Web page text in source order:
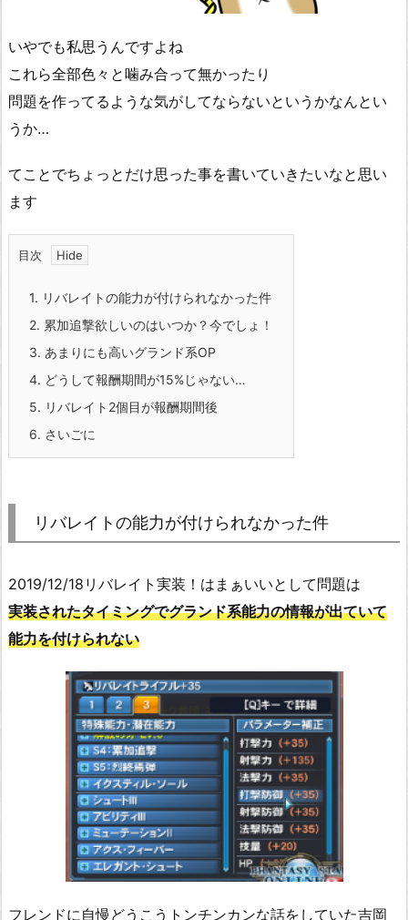
いやでも私思うんですよね
これら全部色々と噛み合って無かったり
問題を作ってるような気がしてならないというかなんとい
うか…
てことでちょっとだけ思った事を書いていきたいなと思い
ます
目次
1. リバレイトの能力が付けられなかった件
2. 累加追撃欲しいのはいつか？今でしょ！
3. あまりにも高いグランド系OP
4. どうして報酬期間が15%じゃない…
5. リバレイト2個目が報酬期間後
6. さいごに
リバレイトの能力が付けられなかった件
2019/12/18リバレイト実装！はまぁいいとして問題は
実装されたタイミングでグランド系能力の情報が出ていて
能力を付けられない
フレンドに自慢どうこうトンチンカンな話をしていた吉岡